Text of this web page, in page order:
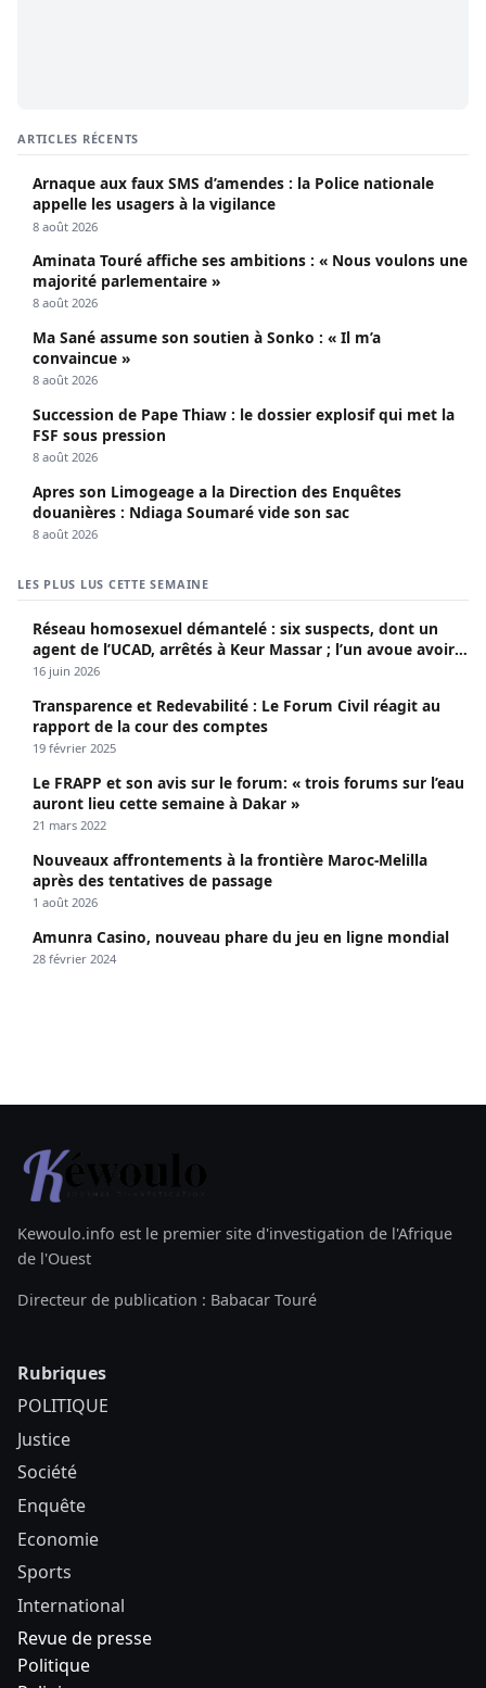
ARTICLES RÉCENTS
Arnaque aux faux SMS d’amendes : la Police nationale
appelle les usagers à la vigilance
8 août 2026
Aminata Touré affiche ses ambitions : « Nous voulons une
majorité parlementaire »
8 août 2026
Ma Sané assume son soutien à Sonko : « Il m’a
convaincue »
8 août 2026
Succession de Pape Thiaw : le dossier explosif qui met la
FSF sous pression
8 août 2026
Apres son Limogeage a la Direction des Enquêtes
douanières : Ndiaga Soumaré vide son sac
8 août 2026
LES PLUS LUS CETTE SEMAINE
Réseau homosexuel démantelé : six suspects, dont un
agent de l’UCAD, arrêtés à Keur Massar ; l’un avoue avoir
propagé le VIH depuis 2018
16 juin 2026
Transparence et Redevabilité : Le Forum Civil réagit au
rapport de la cour des comptes
19 février 2025
Le FRAPP et son avis sur le forum: « trois forums sur l’eau
auront lieu cette semaine à Dakar »
21 mars 2022
Nouveaux affrontements à la frontière Maroc-Melilla
après des tentatives de passage
1 août 2026
Amunra Casino, nouveau phare du jeu en ligne mondial
28 février 2024
Kewoulo.info est le premier site d'investigation de l'Afrique
de l'Ouest
Directeur de publication : Babacar Touré
Rubriques
POLITIQUE
Justice
Société
Enquête
Economie
Sports
International
Revue de presse
Politique